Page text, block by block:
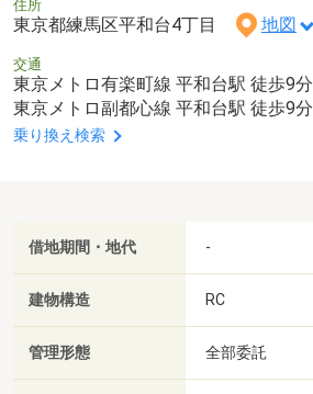
住所
東京都練馬区平和台4丁目 地図
交通
東京メトロ有楽町線 平和台駅 徒歩9分
東京メトロ副都心線 平和台駅 徒歩9分
乗り換え検索
借地期間・地代 -
建物構造 RC
管理形態 全部委託